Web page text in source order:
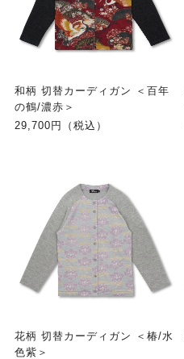
和柄 切替カーディガン ＜百年
の鶴/濃赤＞
29,700円（税込）
花柄 切替カーディガン ＜椿/水
色紫＞